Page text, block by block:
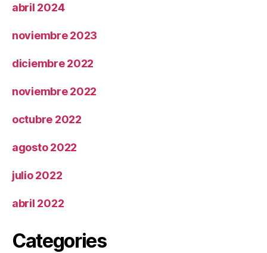
abril 2024
noviembre 2023
diciembre 2022
noviembre 2022
octubre 2022
agosto 2022
julio 2022
abril 2022
Categories